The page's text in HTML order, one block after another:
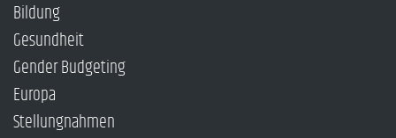
Bildung
Gesundheit
Gender Budgeting
Europa
Stellungnahmen